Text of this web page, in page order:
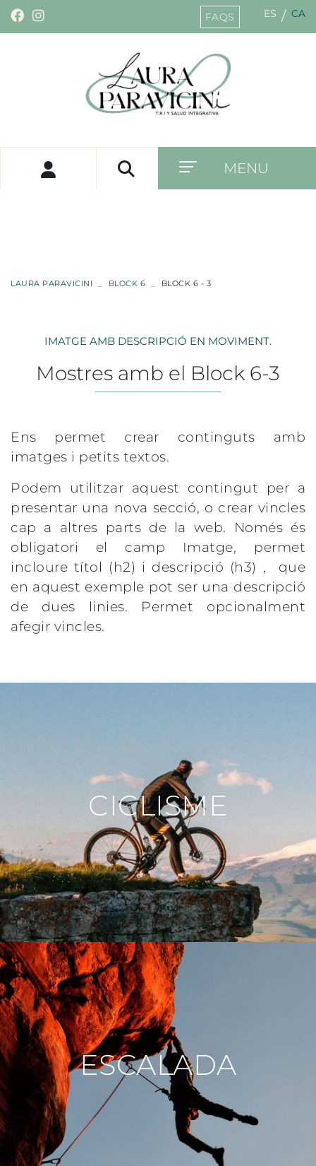
FAQS ES / CA
MENU
LAURA PARAVICINI BLOCK 6 BLOCK 6 - 3
IMATGE AMB DESCRIPCIÓ EN MOVIMENT.
Mostres amb el Block 6-3
Ens permet crear continguts amb
imatges i petits textos.
Podem utilitzar aquest contingut per a
presentar una nova secció, o crear vincles
cap a altres parts de la web. Només és
obligatori el camp Imatge, permet
incloure títol (h2) i descripció (h3) , que
en aquest exemple pot ser una descripció
de dues linies. Permet opcionalment
afegir vincles.
CICLISME
ESCALADA